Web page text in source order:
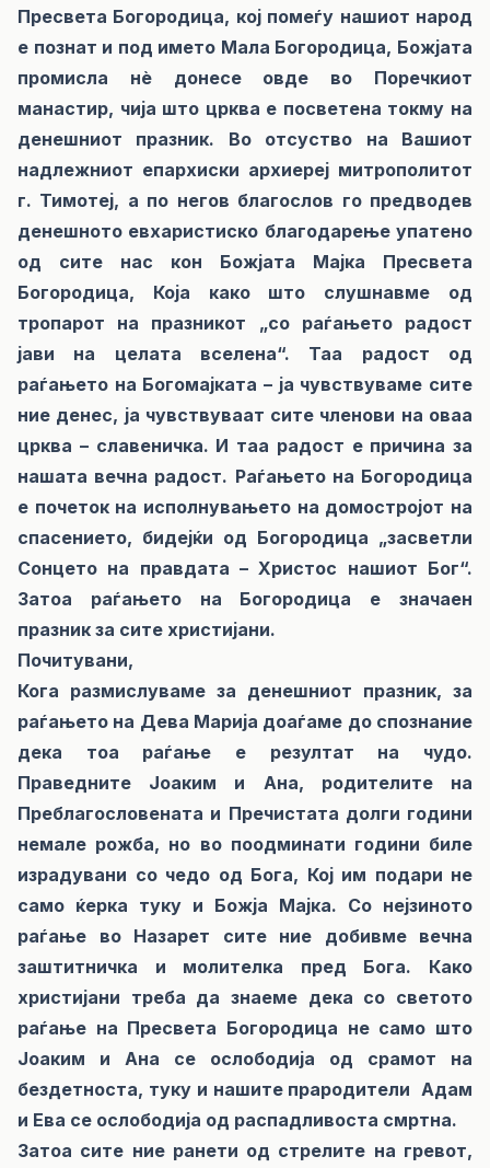
Пресвета Богородица, кој помеѓу нашиот народ
е познат и под името Мала Богородица, Божјата
промисла нè донесе овде во Поречкиот
манастир, чија што црква е посветена токму на
денешниот празник. Во отсуство на Вашиот
надлежниот епархиски архиереј митрополитот
г. Тимотеј, а по негов благослов го предводев
денешното евхаристиско благодарење упатено
од сите нас кон Божјата Мајка Пресвета
Богородица, Која како што слушнавме од
тропарот на празникот „со раѓањето радост
јави на целата вселена“. Таа радост од
раѓањето на Богомајката – ја чувствуваме сите
ние денес, ја чувствуваат сите членови на оваа
црква – славеничка. И таа радост е причина за
нашата вечна радост. Раѓањето на Богородица
е почеток на исполнувањето на домостројот на
спасението, бидејќи од Богородица „засветли
Сонцето на правдата – Христос нашиот Бог“.
Затоа раѓањето на Богородица е значаен
празник за сите христијани.
Почитувани,
Кога размислуваме за денешниот празник, за
раѓањето на Дева Марија доаѓаме до спознание
дека тоа раѓање е резултат на чудо.
Праведните Јоаким и Ана, родителите на
Преблагословената и Пречистата долги години
немале рожба, но во поодминати години биле
израдувани со чедо од Бога, Кој им подари не
само ќерка туку и Божја Мајка. Со нејзиното
раѓање во Назарет сите ние добивме вечна
заштитничка и молителка пред Бога. Како
христијани треба да знаеме дека со светото
раѓање на Пресвета Богородица не само што
Јоаким и Ана се ослободија од срамот на
бездетноста, туку и нашите прародители Адам
и Ева се ослободија од распадливоста смртна.
Затоа сите ние ранети од стрелите на гревот,